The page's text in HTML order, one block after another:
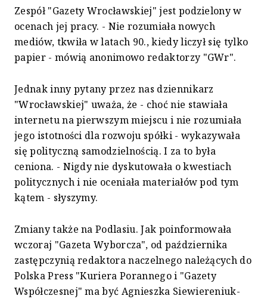
Zespół "Gazety Wrocławskiej" jest podzielony w
ocenach jej pracy. - Nie rozumiała nowych
mediów, tkwiła w latach 90., kiedy liczył się tylko
papier - mówią anonimowo redaktorzy "GWr".
Jednak inny pytany przez nas dziennikarz
"Wrocławskiej" uważa, że - choć nie stawiała
internetu na pierwszym miejscu i nie rozumiała
jego istotności dla rozwoju spółki - wykazywała
się polityczną samodzielnością. I za to była
ceniona. - Nigdy nie dyskutowała o kwestiach
politycznych i nie oceniała materiałów pod tym
kątem - słyszymy.
Zmiany także na Podlasiu. Jak poinformowała
wczoraj "Gazeta Wyborcza", od października
zastępczynią redaktora naczelnego należących do
Polska Press "Kuriera Porannego i "Gazety
Współczesnej" ma być Agnieszka Siewiereniuk-